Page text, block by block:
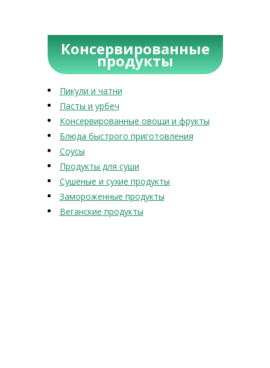
Консервированные
продукты
Пикули и чатни
Пасты и урбеч
Консервированные овощи и фрукты
Блюда быстрого приготовления
Соусы
Продукты для суши
Сушеные и сухие продукты
Замороженные продукты
Веганские продукты